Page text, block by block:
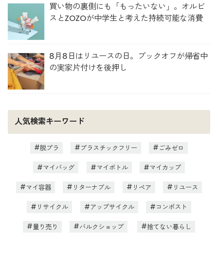
買い物の裏側にも「もったいない」。オルビ
スとZOZOが中学生と考えた持続可能な消費
8月8日はリユースの日。ブックオフが帰省中
の実家片付けを後押し
人気検索キーワード
脱プラ プラスチックフリー ごみゼロ
マイバッグ マイボトル マイカップ
マイ容器 リターナブル リペア リユース
リサイクル アップサイクル コンポスト
量り売り バルクショップ 捨てない暮らし